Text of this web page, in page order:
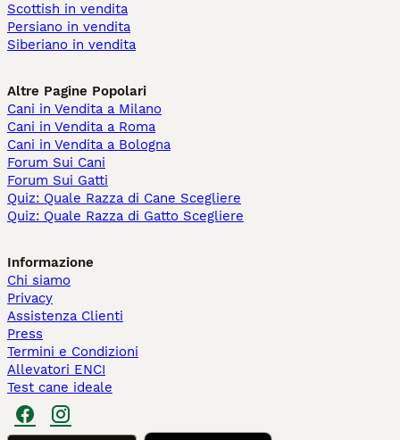
Scottish in vendita
Persiano in vendita
Siberiano in vendita
Altre Pagine Popolari
Cani in Vendita a Milano
Cani in Vendita a Roma
Cani in Vendita a Bologna
Forum Sui Cani
Forum Sui Gatti
Quiz: Quale Razza di Cane Scegliere
Quiz: Quale Razza di Gatto Scegliere
Informazione
Chi siamo
Privacy
Assistenza Clienti
Press
Termini e Condizioni
Allevatori ENCI
Test cane ideale